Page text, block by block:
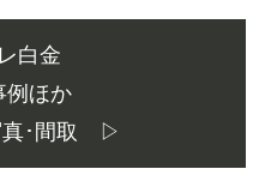
白金
例ほか
真･間取 ▷